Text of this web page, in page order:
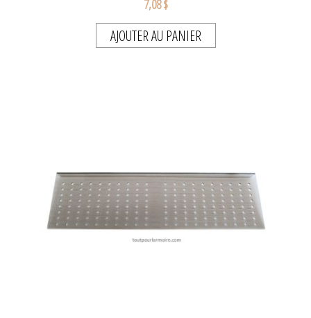
7,08 $
AJOUTER AU PANIER